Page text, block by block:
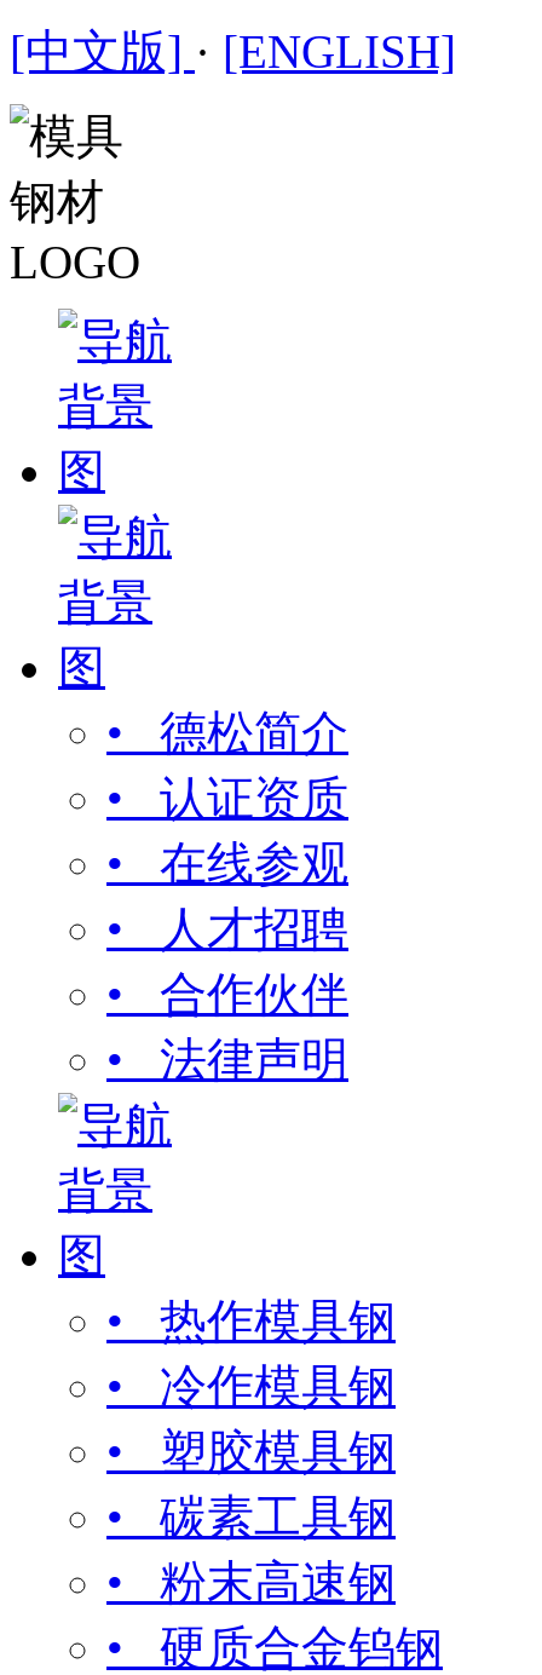
[中文版] · [ENGLISH]
• 德松简介
• 认证资质
• 在线参观
• 人才招聘
• 合作伙伴
• 法律声明
• 热作模具钢
• 冷作模具钢
• 塑胶模具钢
• 碳素工具钢
• 粉末高速钢
• 硬质合金钨钢